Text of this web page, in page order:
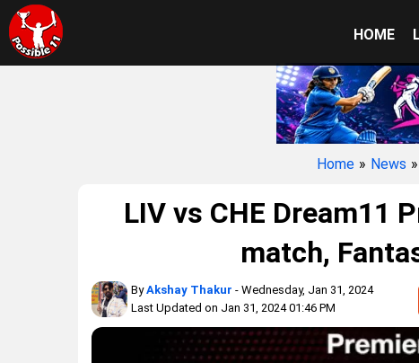
HOME
Home » News
LIV vs CHE Dream11
match,
ByAkshay Thakur - Wednesday, Jan 31, 2024
Last Updated on Jan 31, 2024 01:46 PM